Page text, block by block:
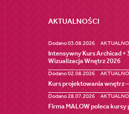
AKTUALNOŚCI
Dodano 03.08.2026
Intensywny Kurs Archicad +
Wizualizacja Wnętrz 2026
Dodano 02.08.2026
Kurs projektowania wnętrz
Dodano 28.07.2026
Firma MALOW poleca